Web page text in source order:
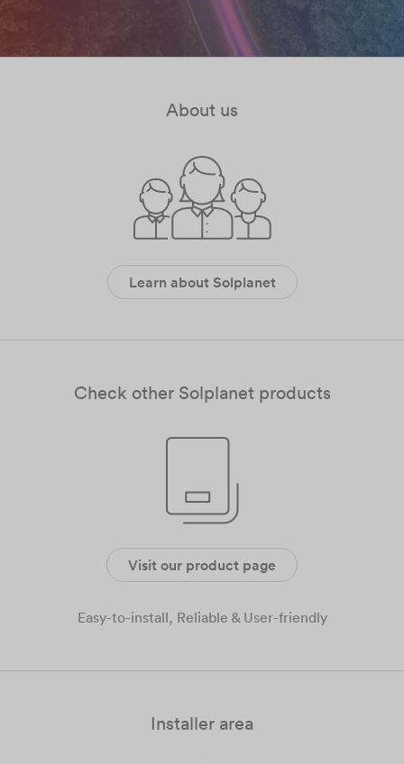
About us
Learn about Solplanet
Check other Solplanet products
Visit our product page
Easy-to-install, Reliable & User-friendly
Installer area